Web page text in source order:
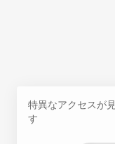
特異なアクセスが
す